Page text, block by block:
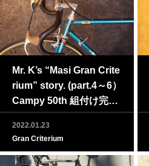
Mr. K’s “Masi Gran Crite
rium” story. (part.4～6）
Campy 50th 組付け完了
編
2022.01.23
Gran Criterium